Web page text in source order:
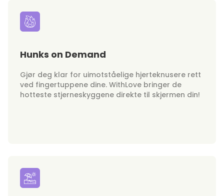
Hunks on Demand
Gjør deg klar for uimotståelige hjerteknusere rett
ved fingertuppene dine. WithLove bringer de
hotteste stjerneskyggene direkte til skjermen din!